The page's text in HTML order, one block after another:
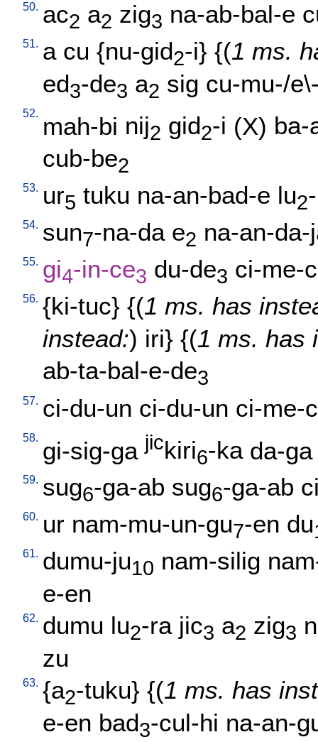
50. ac2 a2 zig3 na-ab-bal-e
51. a cu {nu-gid2-i} {(1 ms.
ed3-de3 a2 sig cu-mu-/
52. mah-bi nij2 gid2-i (X) ba-
cub-be2
53. ur5 tuku na-an-bad-e lu2
54. sun7-na-da e2 na-an-da-
55. gi4-in-ce3 du-de3 ci-me-
56. {ki-tuc} {(1 ms. has
instead:) iri} {(1 ms. has
ab-ta-bal-e-de3
57. ci-du-un ci-du-un ci-me-
58. gi-sig-ga jickiri6-ka da-ga
59. sug6-ga-ab sug6-ga-ab
60. ur nam-mu-un-gu7-en du
61. dumu-ju10 nam-silig
e-en
62. dumu lu2-ra jic3 a2 zig3
zu
63. {a2-tuku} {(1 ms. has
e-en bad3-cul-hi na-an-